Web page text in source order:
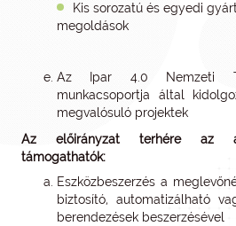
Kis sorozatú és egyedi
megoldások
Az Ipar 4.0 Nemzeti
munkacsoportja által
megvalósuló projektek
Az előirányzat terhére az
támogathatók:
Eszközbeszerzés a
biztosító, automatizálható
berendezések beszerzésével